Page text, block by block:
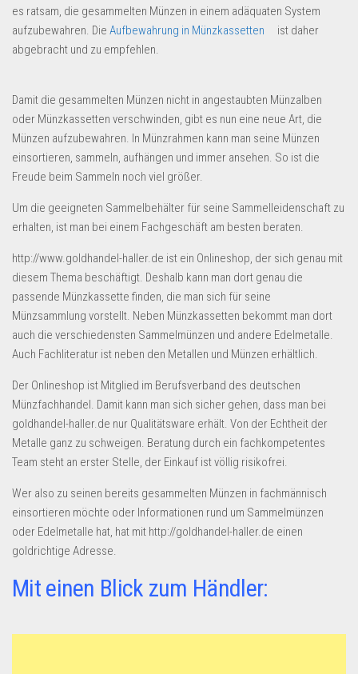
Sonderposten-Angebote
Saison & Eventprodkte
Grosshandel
Amazon
Aldi
Lidl
Kostenlos verkaufen
Anmelden
Kostenlos Registrieren
Newsletter
es ratsam, die gesammelten Münzen in einem adäquaten System
aufzubewahren. Die Aufbewahrung in Münzkassetten
ist daher
abgebracht und zu empfehlen.
Damit die gesammelten Münzen nicht in angestaubten Münzalben
oder Münzkassetten verschwinden, gibt es nun eine neue Art, die
Münzen aufzubewahren. In Münzrahmen kann man seine Münzen
einsortieren, sammeln, aufhängen und immer ansehen. So ist die
Freude beim Sammeln noch viel größer.
Um die geeigneten Sammelbehälter für seine Sammelleidenschaft zu
erhalten, ist man bei einem Fachgeschäft am besten beraten.
http://www.goldhandel-haller.de ist ein Onlineshop, der sich genau mit
diesem Thema beschäftigt. Deshalb kann man dort genau die
passende Münzkassette finden, die man sich für seine
Münzsammlung vorstellt. Neben Münzkassetten bekommt man dort
auch die verschiedensten Sammelmünzen und andere Edelmetalle.
Auch Fachliteratur ist neben den Metallen und Münzen erhältlich.
Der Onlineshop ist Mitglied im Berufsverband des deutschen
Münzfachhandel. Damit kann man sich sicher gehen, dass man bei
goldhandel-haller.de nur Qualitätsware erhält. Von der Echtheit der
Metalle ganz zu schweigen. Beratung durch ein fachkompetentes
Team steht an erster Stelle, der Einkauf ist völlig risikofrei.
Wer also zu seinen bereits gesammelten Münzen in fachmännisch
einsortieren möchte oder Informationen rund um Sammelmünzen
oder Edelmetalle hat, hat mit http://goldhandel-haller.de einen
goldrichtige Adresse.
Mit einen Blick zum Händler: